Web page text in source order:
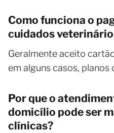
Como funciona o
cuidados
Geralmente aceito
em alguns casos, planos
Por que o
domicílio pode ser
clínicas?